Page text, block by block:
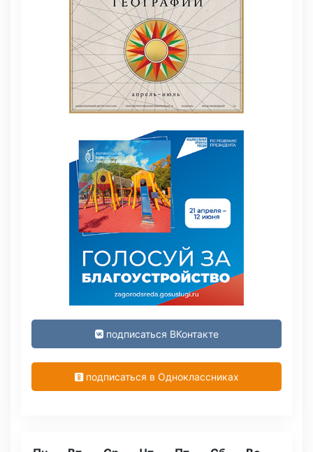
подписаться ВКонтакте
подписаться в Одноклассниках